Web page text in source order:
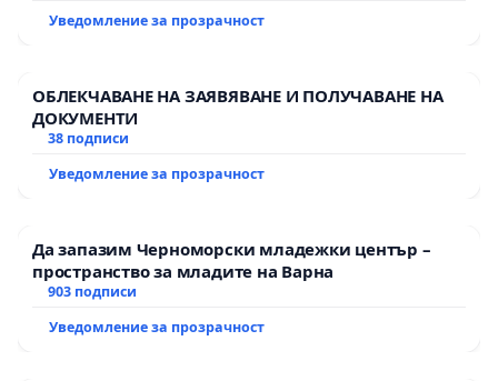
Мирово - к.к. Момин проход
Уведомление за прозрачност
ОБЛЕКЧАВАНЕ НА ЗАЯВЯВАНЕ И ПОЛУЧАВАНЕ НА
ДОКУМЕНТИ
38 подписи
Уведомление за прозрачност
Да запазим Черноморски младежки център –
пространство за младите на Варна
903 подписи
Уведомление за прозрачност